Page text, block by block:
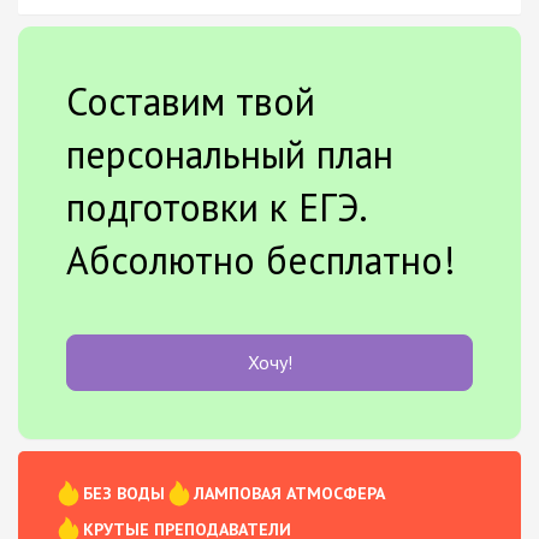
Составим твой
персональный план
подготовки к ЕГЭ.
Абсолютно бесплатно!
Хочу!
БЕЗ ВОДЫ
ЛАМПОВАЯ АТМОСФЕРА
КРУТЫЕ ПРЕПОДАВАТЕЛИ